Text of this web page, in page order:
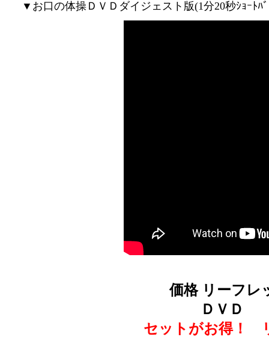
▼お口の体操ＤＶＤダイジェスト版(1分20秒ｼｮｰﾄﾊﾞ
価格 リーフ
ＤＶＤ
セットがお得！